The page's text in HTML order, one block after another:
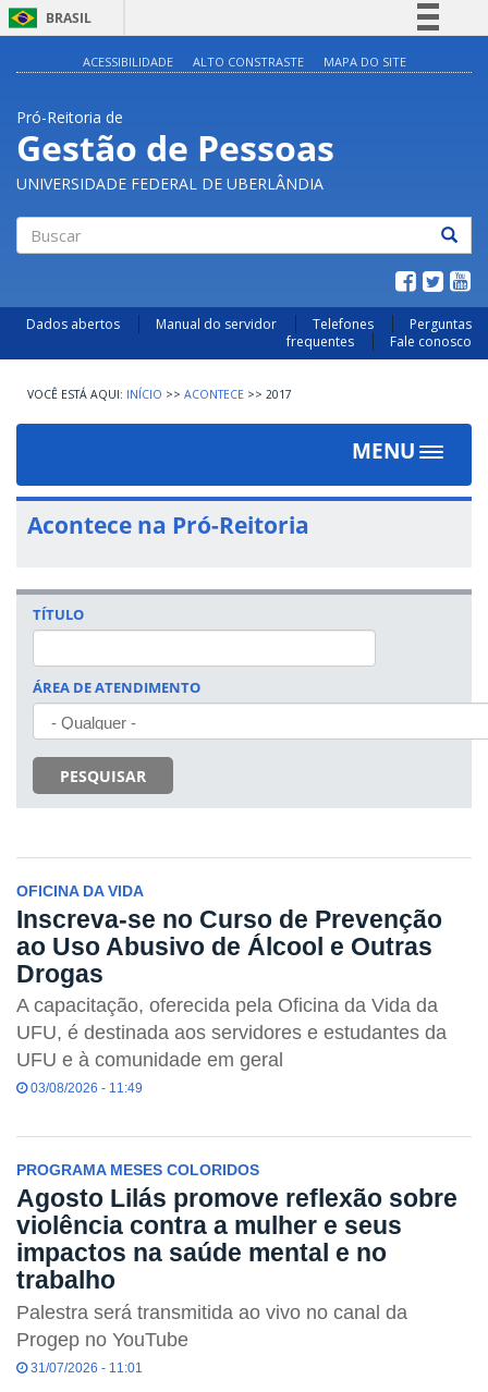
BRASIL
Acesso à informação
Legislação
Canais
ACESSIBILIDADE ALTO CONSTRASTE MAPA DO SITE
Pró-Reitoria de
Gestão de Pessoas
UNIVERSIDADE FEDERAL DE UBERLÂNDIA
Dados abertos Manual do servidor Telefones
Perguntas
frequentes
Fale conosco
INÍCIO >> ACONTECE >> 2017
MENU
Toggle
Acontece na Pró-Reitoria
TÍTULO
ÁREA DE ATENDIMENTO
PESQUISAR
OFICINA DA VIDA
Inscreva-se no Curso de Prevenção
ao Uso Abusivo de Álcool e Outras
Drogas
A capacitação, oferecida pela Oficina da Vida da
UFU, é destinada aos servidores e estudantes da
UFU e à comunidade em geral
03/08/2026 - 11:49
PROGRAMA MESES COLORIDOS
Agosto Lilás promove reflexão sobre
violência contra a mulher e seus
impactos na saúde mental e no
trabalho
Palestra será transmitida ao vivo no canal da
Progep no YouTube
31/07/2026 - 11:01